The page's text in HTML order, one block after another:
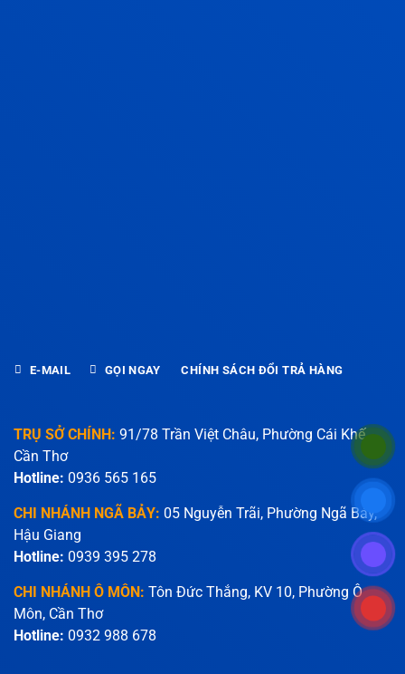
TRỤ SỞ CHÍNH: 91/78 Trần Việt Châu, Phường Cái Khế,
Cần Thơ
Hotline: 0936 565 165
CHI NHÁNH NGÃ BẢY: 05 Nguyễn Trãi, Phường Ngã Bảy,
Hậu Giang
Hotline: 0939 395 278
CHI NHÁNH Ô MÔN: Tôn Đức Thắng, KV 10, Phường Ô
Môn, Cần Thơ
Hotline: 0932 988 678
E-MAIL GỌI NGAY CHÍNH SÁCH ĐỔI TRẢ HÀNG